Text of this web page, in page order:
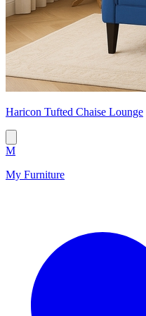
Hariсon Tufted Chaise Lounge
M
My Furniture